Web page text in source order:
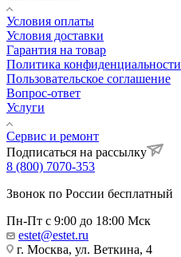
Условия оплаты
Условия доставки
Гарантия на товар
Политика конфиденциальности
Пользовательское соглашение
Вопрос-ответ
Услуги
Сервис и ремонт
Подписаться на рассылку
8 (800) 7070-353
Звонок по России бесплатный
Пн-Пт с 9:00 до 18:00 Мск
estet@estet.ru
г. Москва, ул. Веткина, 4